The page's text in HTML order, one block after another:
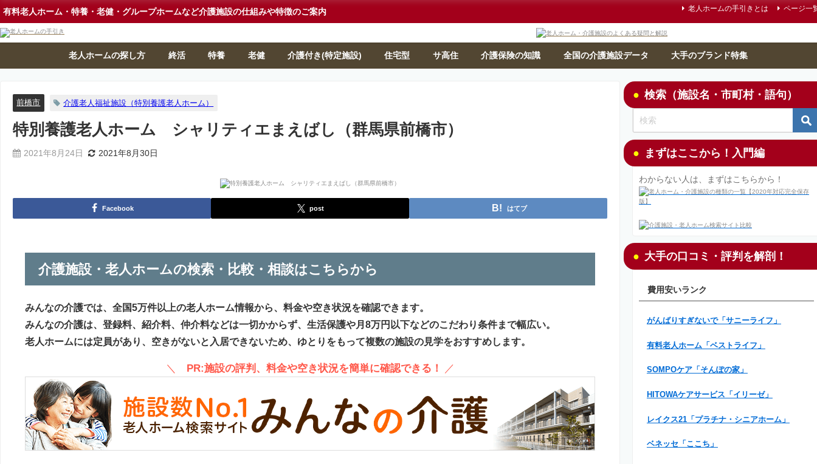
有料老人ホーム・特養・老健・グループホームなど介護施設の仕組みや特徴のご案内 老人ホームの手引きとは ページ一
老人ホームの探し方 終活 特養 老健 介護付き(特定施設) 住宅型 サ高住 介護保険の知識 全国の介護施設データ 大手のブランド特集
前橋市 介護老人福祉施設（特別養護老人ホーム）
特別養護老人ホーム シャリティエまえばし（群馬県前橋市）
2021年8月24日 2021年8月30日
Facebook post はてブ
介護施設・老人ホームの検索・比較・相談はこちらから
みんなの介護では、全国5万件以上の老人ホーム情報から、料金や空き状況を確認できます。
みんなの介護は、登録料、紹介料、仲介料などは一切かからず、生活保護や月8万円以下などのこだわり条件まで幅広い。
老人ホームには定員があり、空きがないと入居できないため、ゆとりをもって複数の施設の見学をおすすめします。
＼ PR:施設の評判、料金や空き状況を簡単に確認できる！ ／
検索（施設名・市町村・語句）
まずはここから！入門編
わからない人は、まずはこちらから！
大手の口コミ・評判を解剖！
費用安いランク
がんばりすぎないで「サニーライフ」
有料老人ホーム「ベストライフ」
SOMPOケア「そんぽの家」
HITOWAケアサービス「イリーゼ」
レイクス21「プラチナ・シニアホーム」
ベネッセ「ここち」